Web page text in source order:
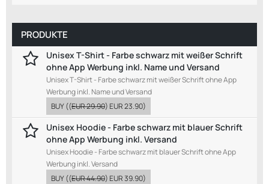
PRODUKTE
Unisex T-Shirt - Farbe schwarz mit weißer Schrift
ohne App Werbung inkl. Name und Versand
Unisex T-Shirt - Farbe schwarz mit weißer Schrift ohne App
Werbung inkl. Name und Versand
BUY((EUR 29.90)EUR 23.90)
Unisex Hoodie - Farbe schwarz mit blauer Schrift
ohne App Werbung inkl. Versand
Unisex Hoodie - Farbe schwarz mit blauer Schrift ohne App
Werbung inkl. Versand
BUY((EUR 44.90)EUR 39.90)